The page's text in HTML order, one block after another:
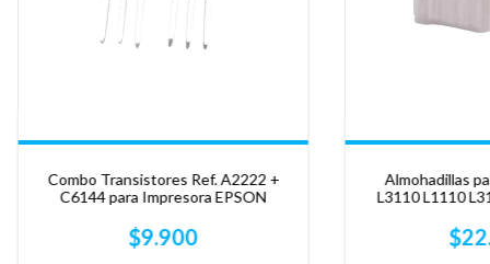
Combo Transistores Ref. A2222 +
C6144 para Impresora EPSON
$9.900
Almohadillas
L3110 L1110